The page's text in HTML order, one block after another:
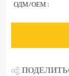
ОДМ/ОЕМ :